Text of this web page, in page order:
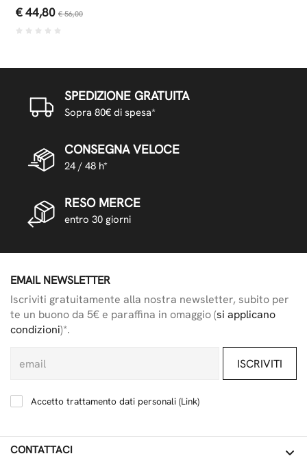
€ 44,80 € 56,00
SPEDIZIONE GRATUITA
Sopra 80€ di spesa*
CONSEGNA VELOCE
24 / 48 h*
RESO MERCE
entro 30 giorni
EMAIL NEWSLETTER
Iscriviti gratuitamente alla nostra newsletter, subito per
te un buono da 5€ e paraffina in omaggio (si applicano
condizioni)*.
ISCRIVITI
Accetto trattamento dati personali (Link)
CONTATTACI